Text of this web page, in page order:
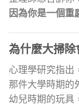
因為你是一個重
為什麼大掃除
心理學研究指出
那件大學時期的
幼兒時期的玩具